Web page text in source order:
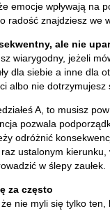
emocje wpływają na
radość znajdziesz we
ale nie
wiarygodny, jeżeli
dla siebie a inne dla
albo nie dotrzymujesz
A, to musisz
pozwala
odróżnić
ustalonym
w ślepy zaułek.
za często
nie myli się tylko ten,